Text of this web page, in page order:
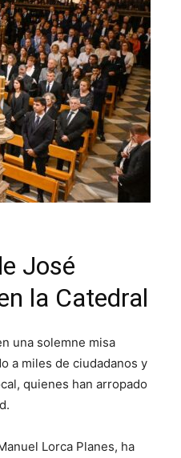
José
la Catedral
una solemne misa
a miles de ciudadanos y
quienes han arropado
Lorca Planes, ha